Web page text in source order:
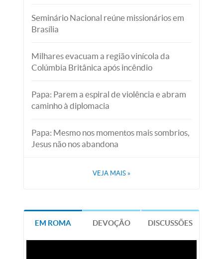
Seminário Nacional reúne missionários em
Brasília
Milhares evacuam a região vinícola da
Colúmbia Britânica após incêndio
Papa: Parem a espiral de violência e abram
caminho à diplomacia
Papa: Mesmo nos momentos mais sombrios,
Jesus não nos abandona
VEJA MAIS »
EM ROMA DEVOÇÃO DISCUSSÕES